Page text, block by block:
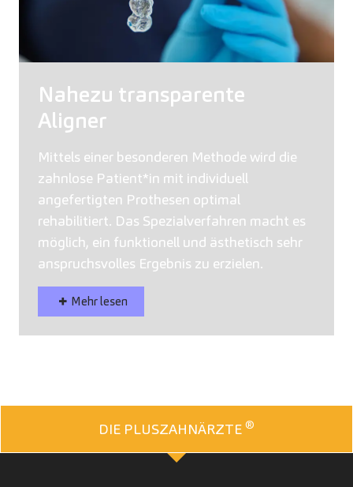
Nahezu transparente
Aligner
Mittels einer besonderen Methode wird die
zahnlose Patient*in mit individuell
angefertigten Prothesen optimal
rehabilitiert. Das Spezialverfahren macht es
möglich, ein funktionell und ästhetisch sehr
anspruchsvolles Ergebnis zu erzielen.
Mehr lesen
DIE PLUSZAHNÄRZTE ®